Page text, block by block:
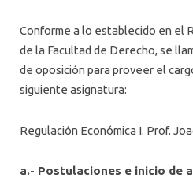
VINCULACIÓN CON EL MEDIO
INTERNACIONAL
Conforme a lo establecido en el
de la Facultad de Derecho, se
de oposición para proveer el
siguiente asignatura:
Regulación Económica I. Prof.
a.- Postulaciones e inicio de